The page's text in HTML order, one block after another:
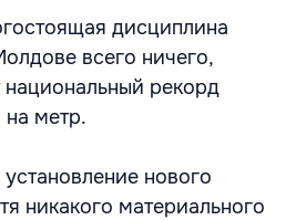
дисциплина
всего ничего,
национальный рекорд
метр.
установление нового
никакого материального